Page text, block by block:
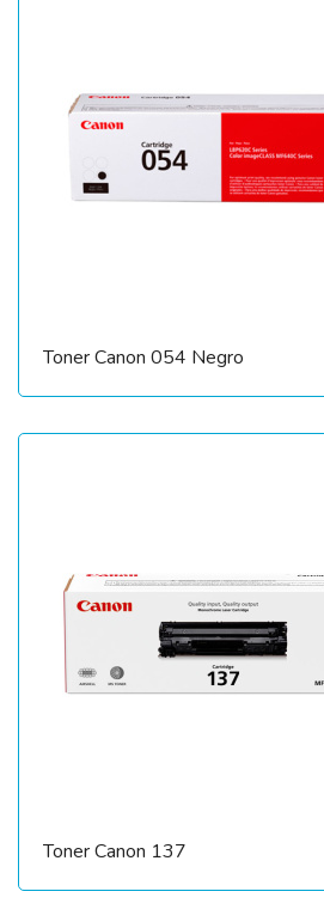
Toner Canon 054 Negro
Toner Canon 137